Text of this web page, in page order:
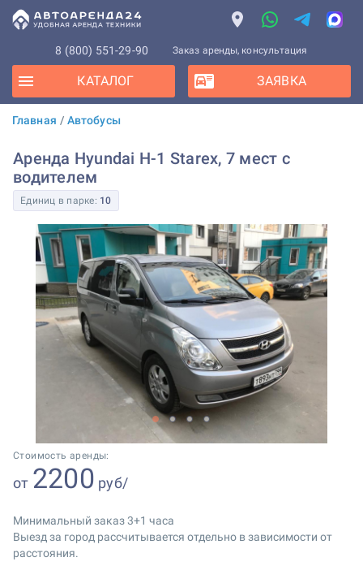
8 (800) 551-29-90 Заказ аренды, консультация
КАТАЛОГ ЗАЯВКА
Главная / Автобусы
Аренда Hyundai H-1 Starex, 7 мест с
водителем
Единиц в парке: 10
1 2 3 4
Стоимость аренды:
от 2200 руб/
Минимальный заказ 3+1 часа
Выезд за город рассчитывается отдельно в зависимости от
расстояния.